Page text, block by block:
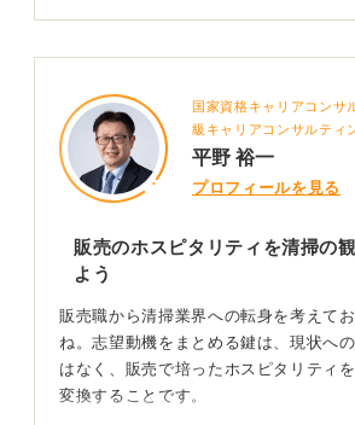
国家資格キャリアコンサ
級キャリアコンサルティ
平野 裕一
プロフィールを見る
販売のホスピタリティを清掃の
よう
販売職から清掃業界への転身を考えて
ね。志望動機をまとめる鍵は、現状へ
はなく、販売で培ったホスピタリティ
変換することです。